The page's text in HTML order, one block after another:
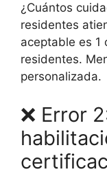
¿Cuántos
residentes
aceptable es 1
residentes.
personalizada.
❌ Error